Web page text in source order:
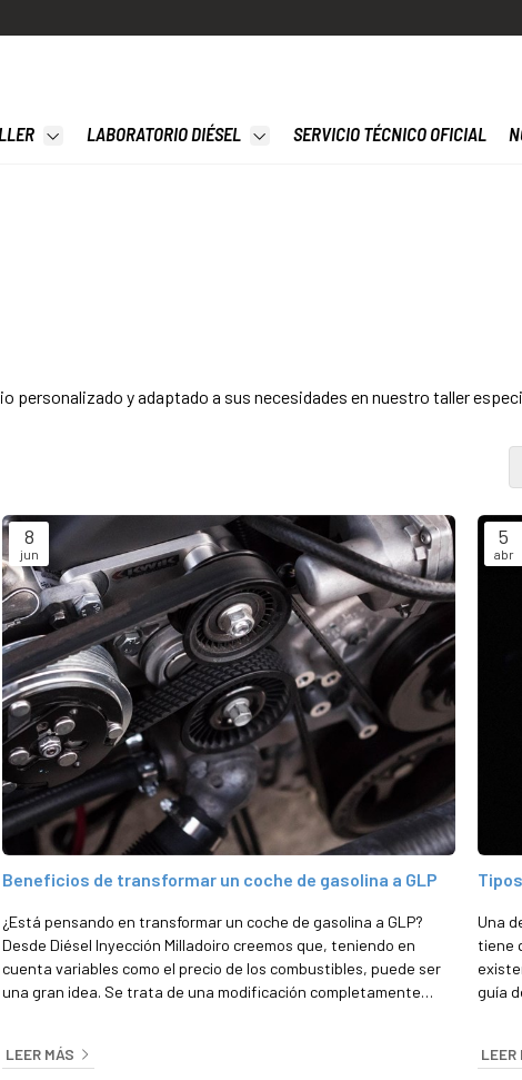
LABORATORIO DIÉSEL SERVICIO TÉCNICO OFICIAL
personalizado y adaptado a sus necesidades en nuestro taller
8
jun
Beneficios de transformar un coche de gasolina a GLP
¿Está pensando en transformar un coche de gasolina a GLP?
Desde Diésel Inyección Milladoiro creemos que, teniendo en
cuenta variables como el precio de los combustibles, puede ser
una gran idea. Se trata de una modificación completamente
denominada tecnología Dual Fuel se logra que los vehículos
LEER MÁS
5
abr
Una
tiene
guía
LEER